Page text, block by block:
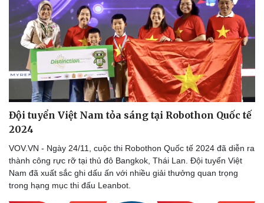
Đội tuyển Việt Nam tỏa sáng tại Robothon Quốc tế
2024
VOV.VN - Ngày 24/11, cuộc thi Robothon Quốc tế 2024 đã diễn ra
thành công rực rỡ tại thủ đô Bangkok, Thái Lan. Đội tuyển Việt
Nam đã xuất sắc ghi dấu ấn với nhiều giải thưởng quan trọng
trong hạng mục thi đấu Leanbot.